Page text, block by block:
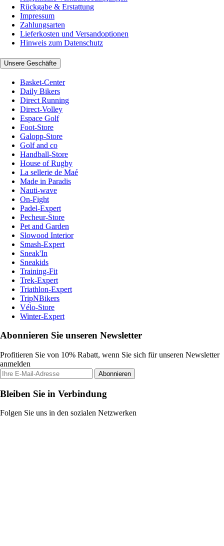
Rückgabe & Erstattung
Impressum
Zahlungsarten
Lieferkosten und Versandoptionen
Hinweis zum Datenschutz
Unsere Geschäfte
Basket-Center
Daily Bikers
Direct Running
Direct-Volley
Espace Golf
Foot-Store
Galopp-Store
Golf and co
Handball-Store
House of Rugby
La sellerie de Maé
Made in Paradis
Nauti-wave
On-Fight
Padel-Expert
Pecheur-Store
Pet and Garden
Slowood Interior
Smash-Expert
Sneak'In
Sneakids
Training-Fit
Trek-Expert
Triathlon-Expert
TripNBikers
Vélo-Store
Winter-Expert
Abonnieren Sie unseren Newsletter
Profitieren Sie von 10% Rabatt, wenn Sie sich für unseren Newsletter
anmelden
Abonnieren
Bleiben Sie in Verbindung
Folgen Sie uns in den sozialen Netzwerken